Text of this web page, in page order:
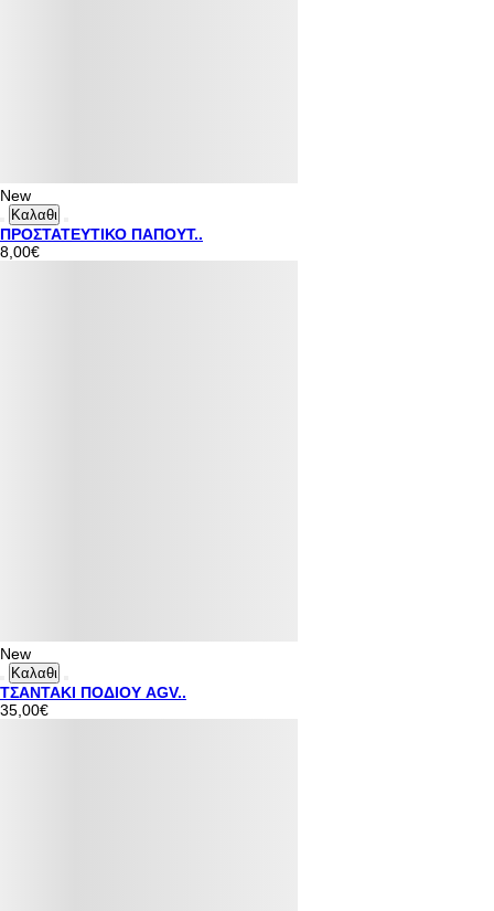
New
Καλαθι
ΠΡΟΣΤΑΤΕΥΤΙΚΟ ΠΑΠΟΥΤ..
8,00€
New
Καλαθι
ΤΣΑΝΤΑΚΙ ΠΟΔΙΟΥ AGV..
35,00€